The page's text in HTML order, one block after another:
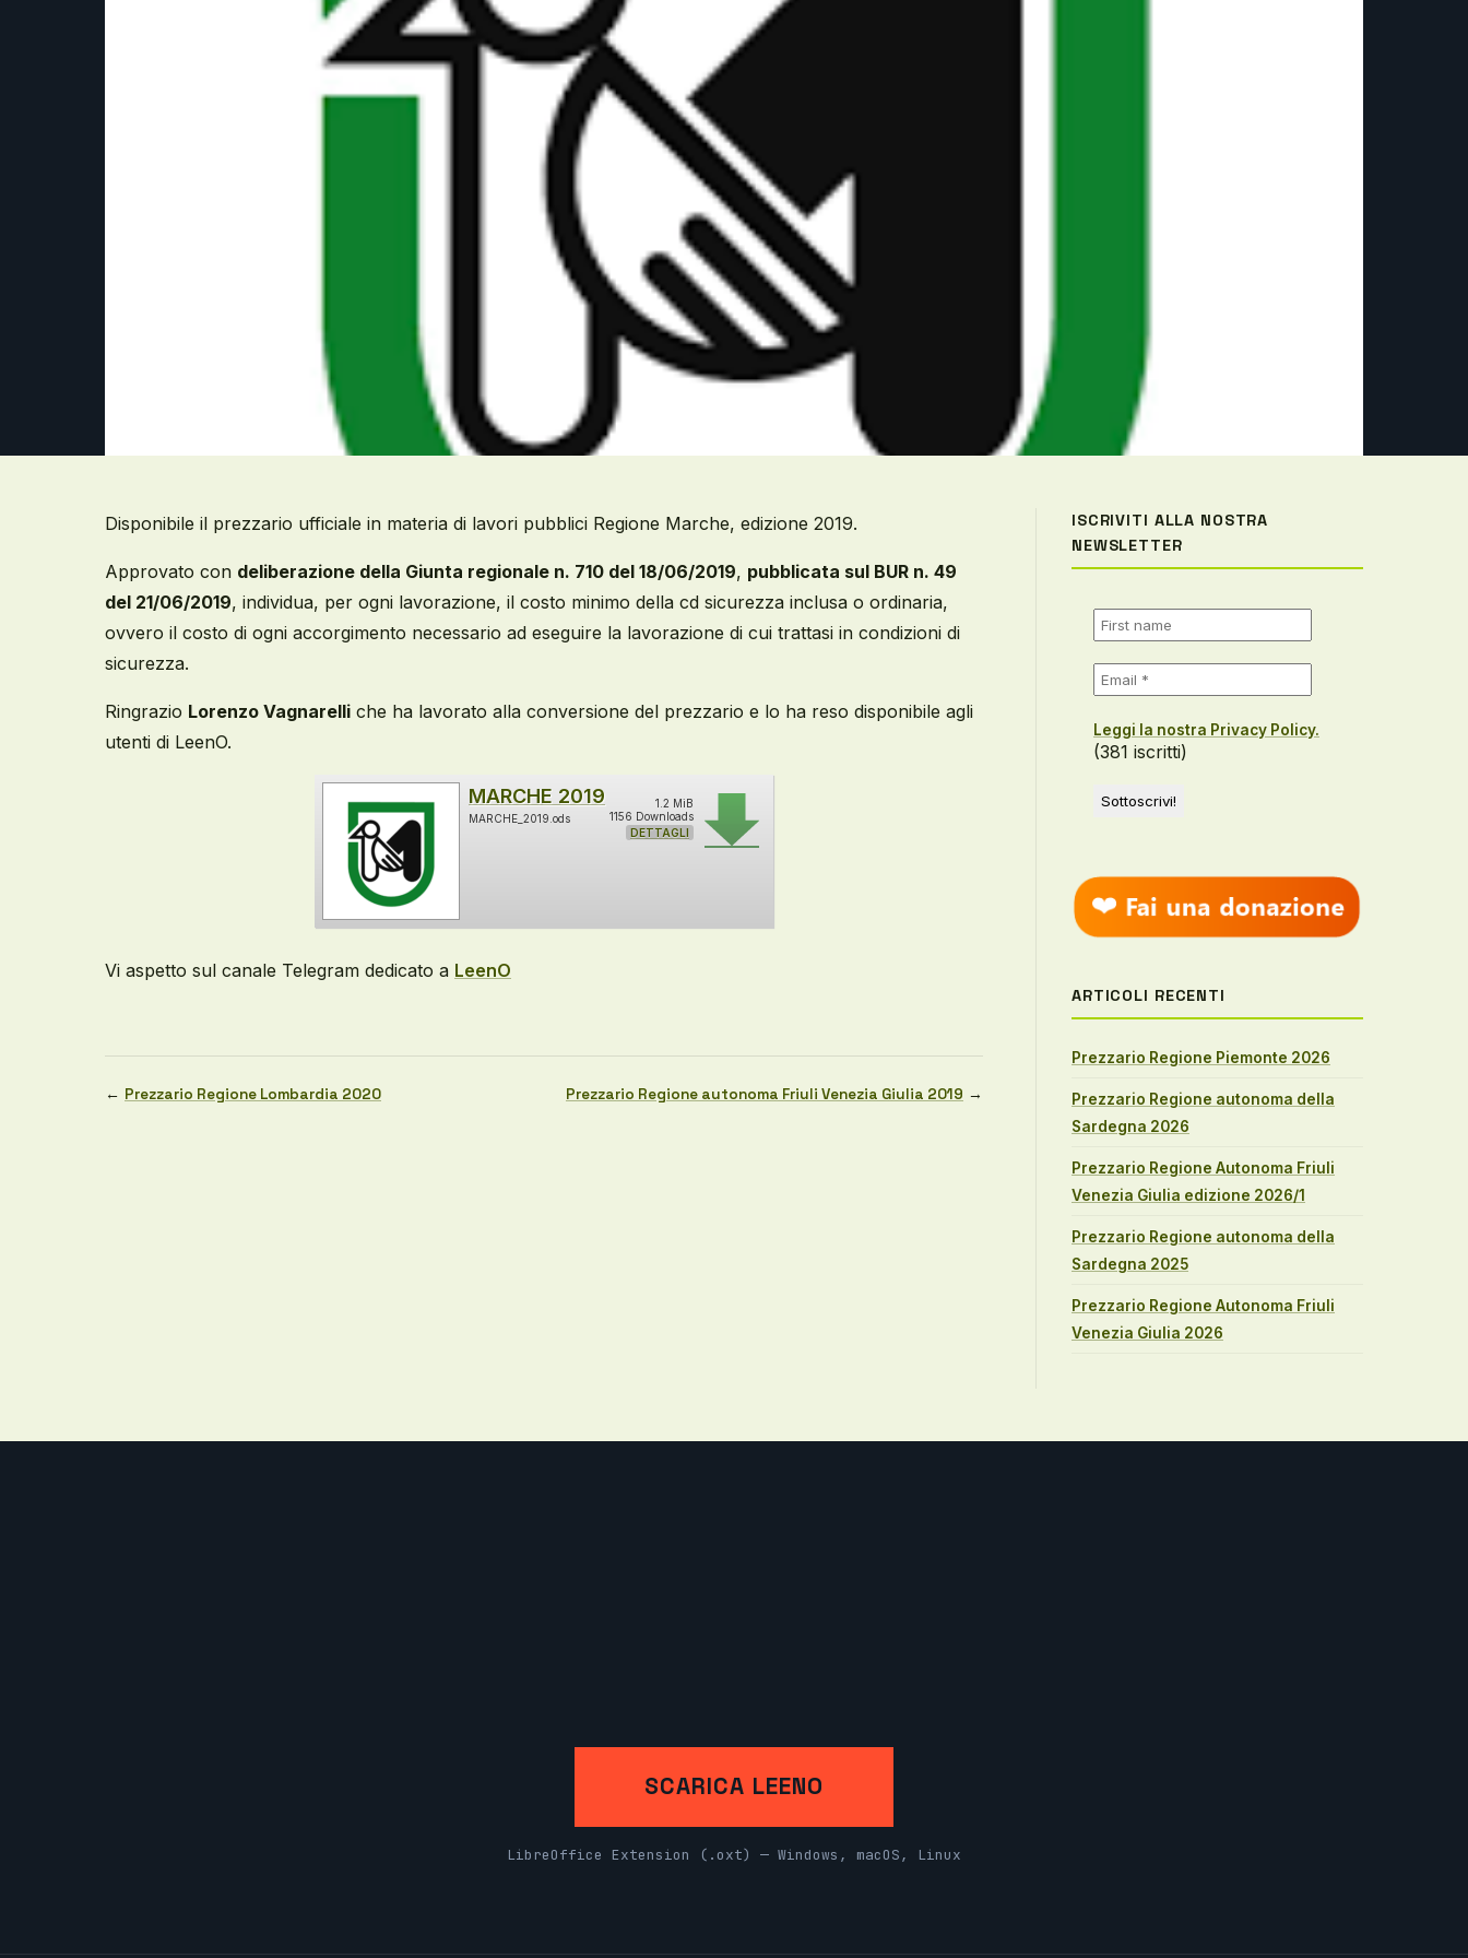
Disponibile il prezzario ufficiale in materia di lavori pubblici Regione Marche, edizione 2019.
Approvato con deliberazione della Giunta regionale n. 710 del 18/06/2019, pubblicata sul BUR n. 49
del 21/06/2019, individua, per ogni lavorazione, il costo minimo della cd sicurezza inclusa o ordinaria,
ovvero il costo di ogni accorgimento necessario ad eseguire la lavorazione di cui trattasi in condizioni di
sicurezza.
Ringrazio Lorenzo Vagnarelli che ha lavorato alla conversione del prezzario e lo ha reso disponibile agli
utenti di LeenO.
MARCHE 2019
MARCHE_2019.ods
1.2 MiB
1156 Downloads
DETTAGLI
Vi aspetto sul canale Telegram dedicato a LeenO
← Prezzario Regione Lombardia 2020 Prezzario Regione autonoma Friuli Venezia Giulia 2019 →
ISCRIVITI ALLA NOSTRA
NEWSLETTER
Leggi la nostra Privacy Policy.
(381 iscritti)
ARTICOLI RECENTI
Prezzario Regione Piemonte 2026
Prezzario Regione autonoma della
Sardegna 2026
Prezzario Regione Autonoma Friuli
Venezia Giulia edizione 2026/1
Prezzario Regione autonoma della
Sardegna 2025
Prezzario Regione Autonoma Friuli
Venezia Giulia 2026
SCARICA LEENO
LibreOffice Extension (.oxt) — Windows, macOS, Linux